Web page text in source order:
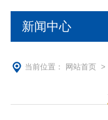
新闻中心
当前位置： 网站首页>